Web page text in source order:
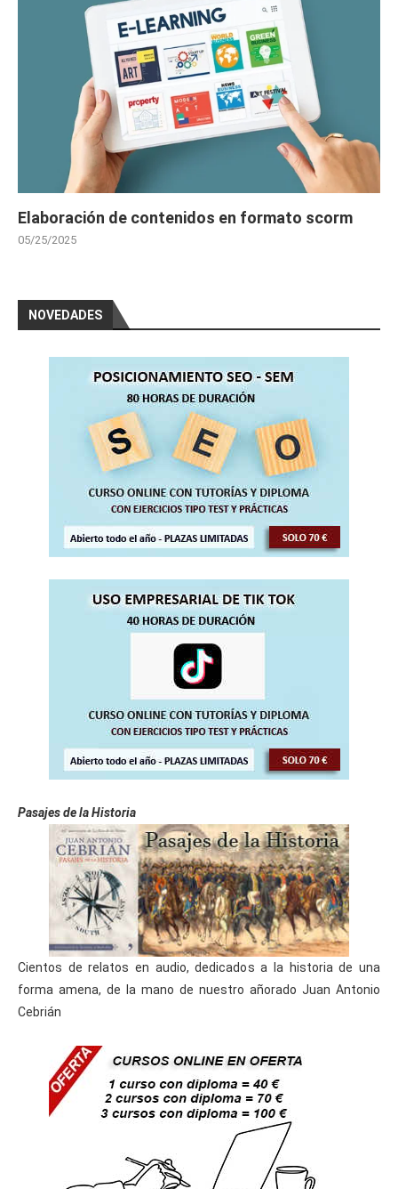
Elaboración de contenidos en formato scorm
05/25/2025
NOVEDADES
Pasajes de la Historia
Cientos de relatos en audio, dedicados a la historia de una
forma amena, de la mano de nuestro añorado Juan Antonio
Cebrián